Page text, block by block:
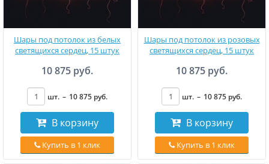
Шары под потолок из белых
светящихся сердец, 15 штук
10 875 руб.
шт. – 10 875 руб.
В корзину
Купить в 1 клик
Шары под потолок из розовых
светящихся сердец, 15 штук
10 875 руб.
шт. – 10 875 руб.
В корзину
Купить в 1 клик